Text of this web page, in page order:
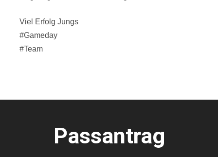
Viel Erfolg Jungs
#Gameday
#Team
Passantrag